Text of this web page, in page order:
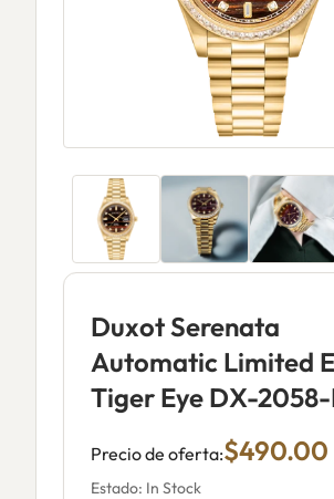
Duxot Serenata
Automatic Limited
Tiger Eye DX-2058-
Precio de oferta:$490.00
Estado: In Stock